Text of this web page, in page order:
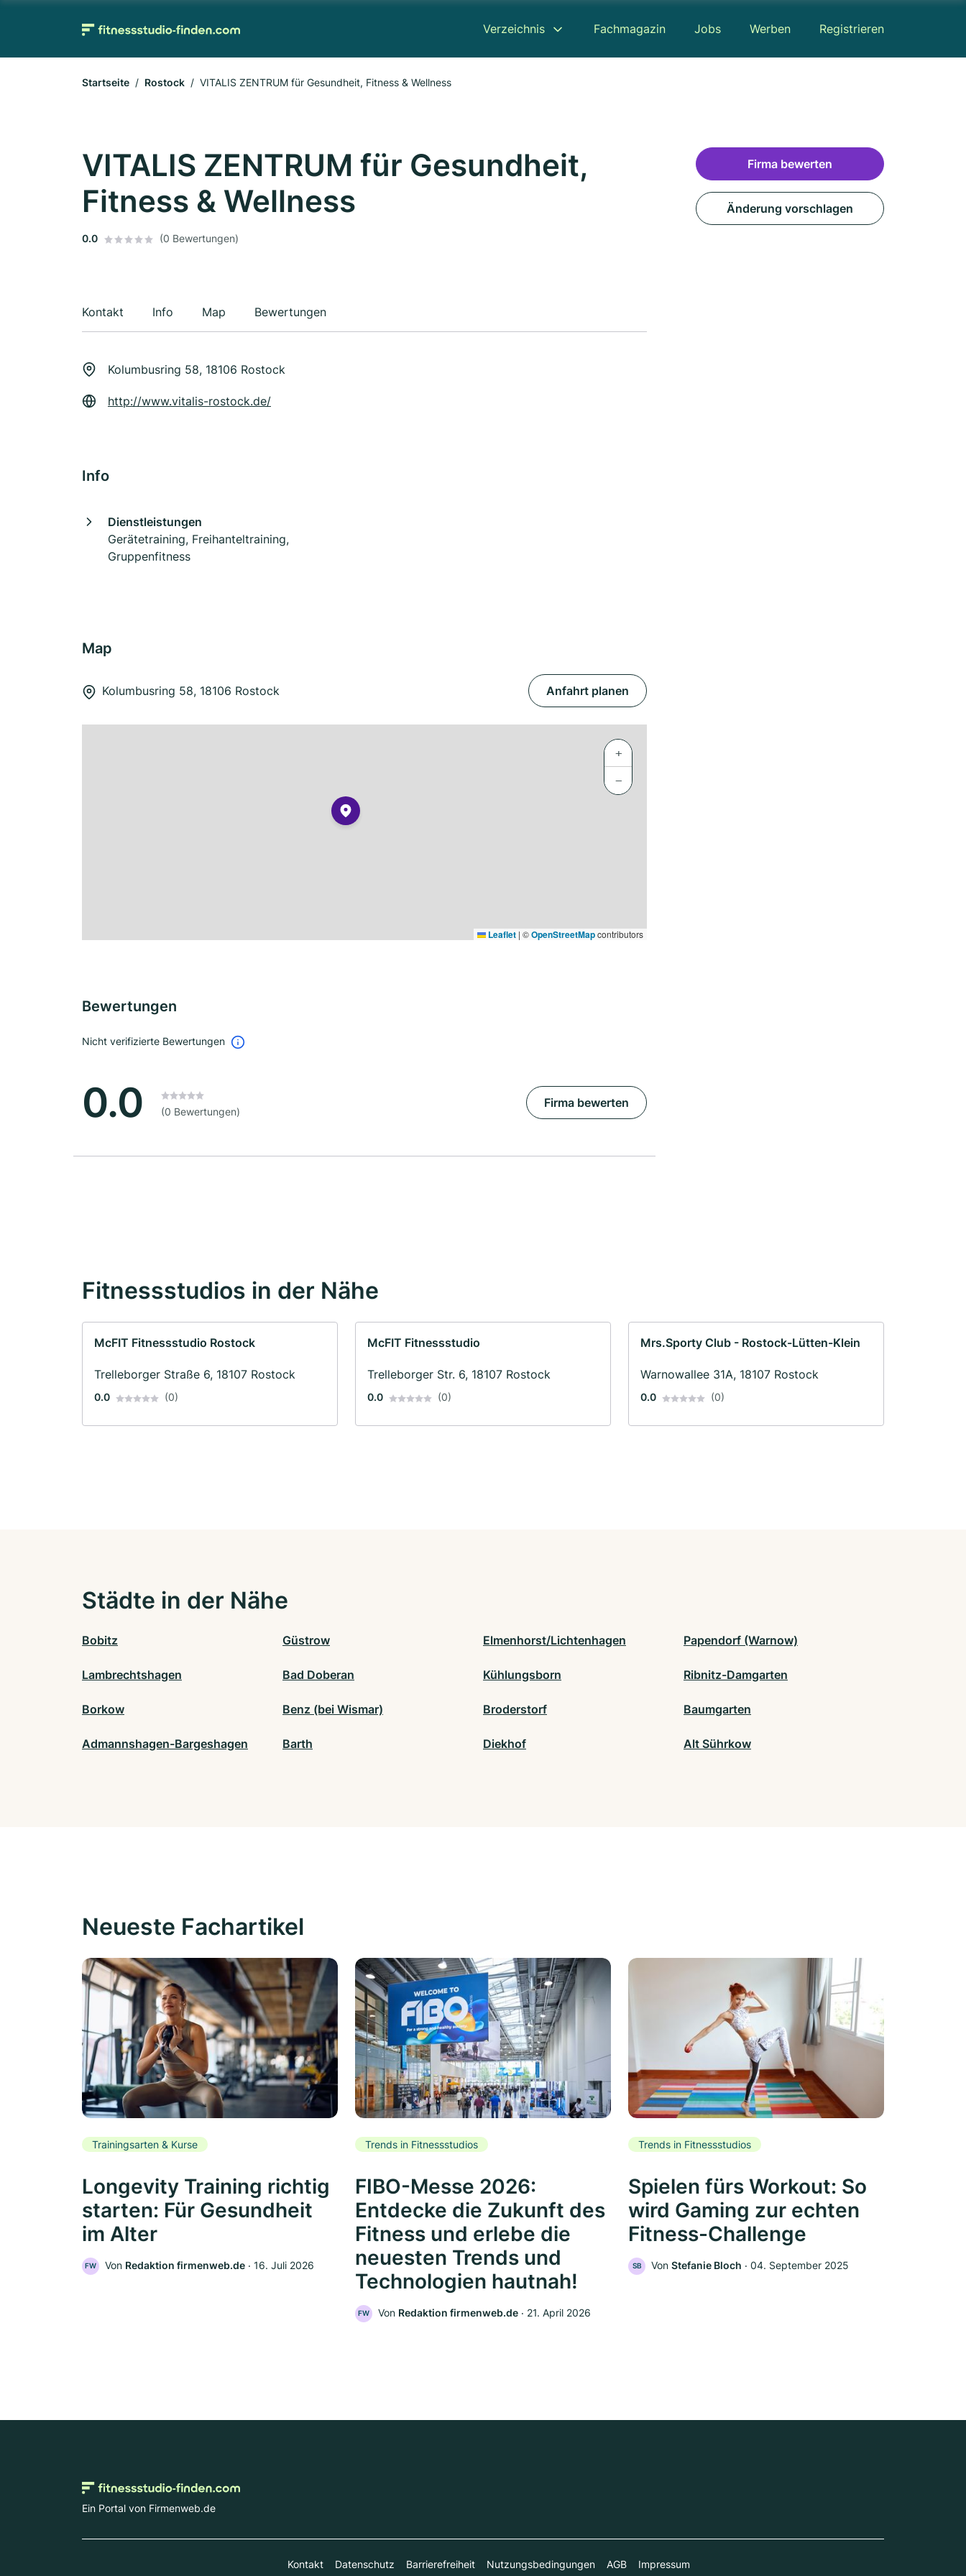
Verzeichnis Fachmagazin Jobs Werben Registrieren
Startseite Rostock VITALIS ZENTRUM für Gesundheit, Fitness & Wellness
VITALIS ZENTRUM für Gesundheit,
Fitness & Wellness
0.0 (0 Bewertungen)
Kontakt Info Map Bewertungen
Kolumbusring 58, 18106 Rostock
http://www.vitalis-rostock.de/
Info
Dienstleistungen
Gerätetraining, Freihanteltraining,
Gruppenfitness
Map
Kolumbusring 58, 18106 Rostock Anfahrt planen
+
−
Leaflet | ©OpenStreetMapcontributors
Bewertungen
Nicht verifizierte Bewertungen
0.0 (0 Bewertungen)
Firma bewerten
Firma bewerten
Änderung vorschlagen
Fitnessstudios in der Nähe
McFIT Fitnessstudio Rostock
Trelleborger Straße 6, 18107 Rostock
0.0 (0)
McFIT Fitnessstudio
Trelleborger Str. 6, 18107 Rostock
0.0 (0)
Mrs.Sporty Club - Rostock-Lütten-Klein
Warnowallee 31A, 18107 Rostock
0.0 (0)
Städte in der Nähe
Bobitz Güstrow Elmenhorst/Lichtenhagen Papendorf (Warnow)
Lambrechtshagen Bad Doberan Kühlungsborn Ribnitz-Damgarten
Borkow Benz (bei Wismar) Broderstorf Baumgarten
Admannshagen-Bargeshagen Barth Diekhof Alt Sührkow
Neueste Fachartikel
Trainingsarten & Kurse
Longevity Training richtig
starten: Für Gesundheit
im Alter
FW Von Redaktion firmenweb.de ‧ 16. Juli 2026
Trends in Fitnessstudios
FIBO-Messe 2026:
Entdecke die Zukunft des
Fitness und erlebe die
neuesten Trends und
Technologien hautnah!
FW Von Redaktion firmenweb.de ‧ 21. April 2026
Trends in Fitnessstudios
Spielen fürs Workout: So
wird Gaming zur echten
Fitness-Challenge
SB Von Stefanie Bloch ‧ 04. September 2025
Ein Portal von Firmenweb.de
Kontakt Datenschutz Barrierefreiheit Nutzungsbedingungen AGB Impressum